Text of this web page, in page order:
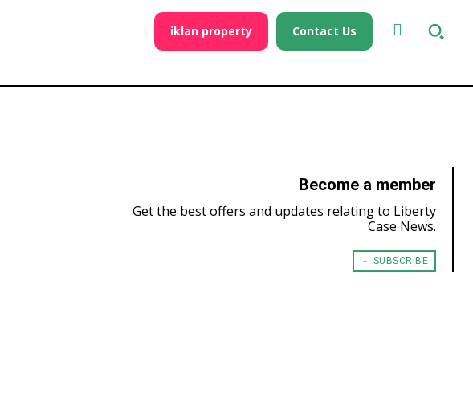
iklan property Contact Us
Become a member
Get the best offers and updates relating to Liberty
Case News.
﹢ SUBSCRIBE